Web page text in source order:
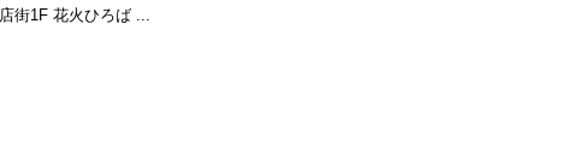
1F 花火ひろば ...